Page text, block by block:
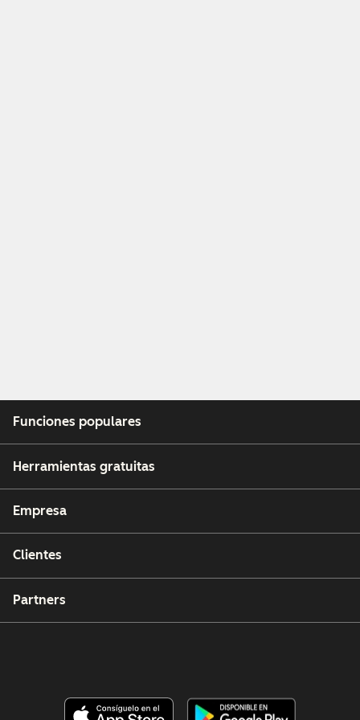
Funciones populares
Herramientas gratuitas
Empresa
Clientes
Partners